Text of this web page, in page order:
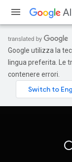
Google utilizza la
lingua preferita. Le
contenere errori.